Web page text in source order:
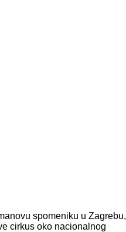
spomeniku u Zagrebu,
cirkus oko nacionalnog